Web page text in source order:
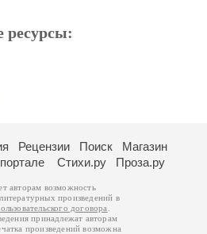
ресурсы:
Рецензии Поиск
Магазин
Стихи.ру Проза.ру
авторам возможность
произведений в
договора
принадлежат авторам
произведений возможна